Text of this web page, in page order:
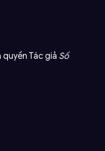
Tác giả Số